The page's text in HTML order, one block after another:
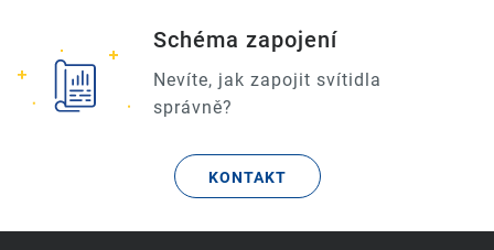
Schéma zapojení
Nevíte, jak zapojit svítidla
správně?
KONTAKT